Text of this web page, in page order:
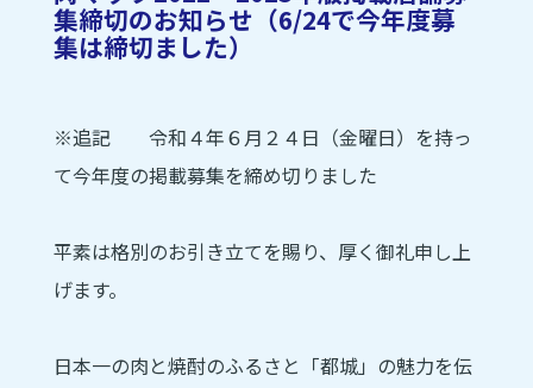
集締切のお知らせ（6/24で今年度募
集は締切ました）
※追記 令和４年６月２４日（金曜日）を持っ
て今年度の掲載募集を締め切りました
平素は格別のお引き立てを賜り、厚く御礼申し上
げます。
日本一の肉と焼酎のふるさと「都城」の魅力を伝